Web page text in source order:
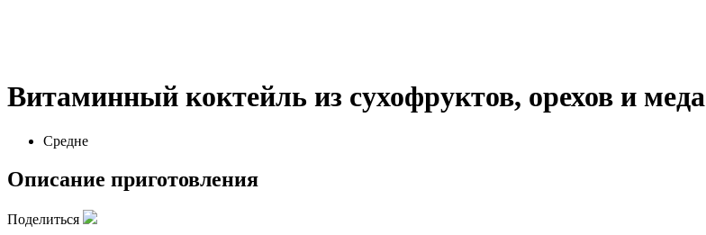
Витаминный коктейль из сухофруктов, орехов и меда
Средне
Описание приготовления
Поделиться